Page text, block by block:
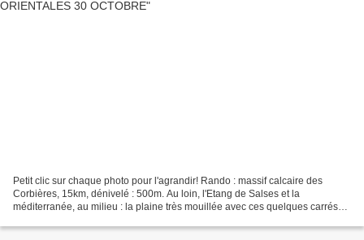
Petit clic sur chaque photo pour l'agrandir! Rando : massif calcaire des
Corbières, 15km, dénivelé : 500m. Au loin, l'Etang de Salses et la
méditerranée, au milieu : la plaine très mouillée avec ces quelques carrés